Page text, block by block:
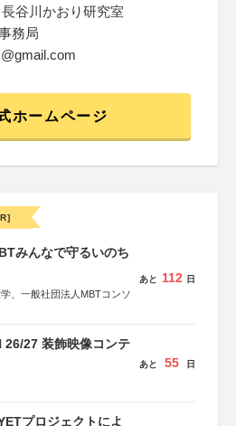
谷川かおり研究室
務局
ホームページ
みんなで守るいのち
、一般社団法人MBTコンソ
」実行委員会
あと 112 日
26/27 装飾映像コンテ
あと 55 日
プロジェクトによ